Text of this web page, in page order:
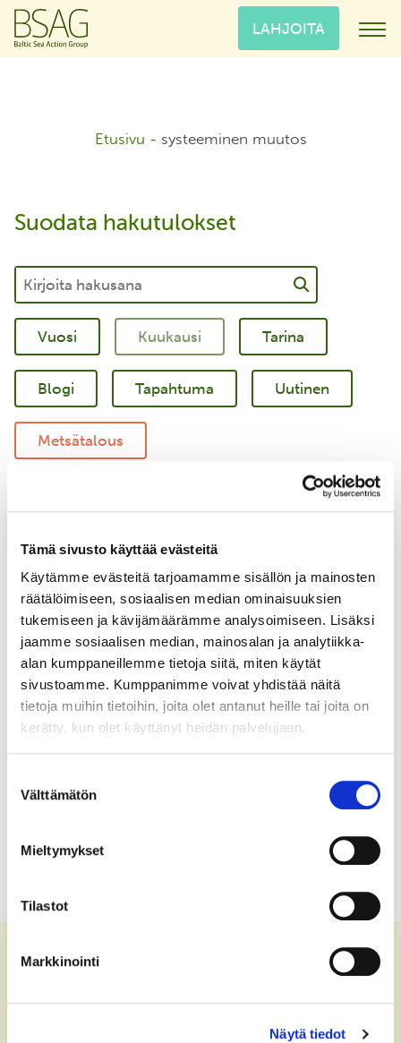
Tämä sivusto käyttää evästeitä
Käytämme evästeitä tarjoamamme sisällön ja mainosten
räätälöimiseen, sosiaalisen median ominaisuuksien
tukemiseen ja kävijämäärämme analysoimiseen. Lisäksi
jaamme sosiaalisen median, mainosalan ja analytiikka-
alan kumppaneillemme tietoja siitä, miten käytät
sivustoamme. Kumppanimme voivat yhdistää näitä
tietoja muihin tietoihin, joita olet antanut heille tai joita on
kerätty, kun olet käyttänyt heidän palvelujaan.
valinta
Välttämätön
Mieltymykset
Tilastot
Markkinointi
Näytä tiedot
LAHJOITA
Etusivu - systeeminen muutos
Suodata hakutulokset
Tarina
Blogi Tapahtuma Uutinen
Metsätalous
Merellinen suojelu
Uudistava maatalous Yritysyhteistyö